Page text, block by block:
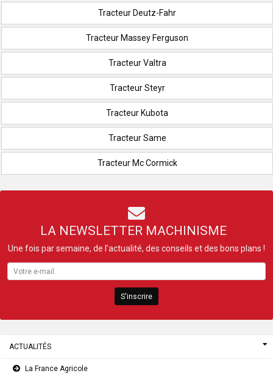
Tracteur Deutz-Fahr
Tracteur Massey Ferguson
Tracteur Valtra
Tracteur Steyr
Tracteur Kubota
Tracteur Same
Tracteur Mc Cormick
LA NEWSLETTER MACHINISME
Une fois par semaine, de l’actualité, des conseils et des bons plans !
S'inscrire
ACTUALITÉS
La France Agricole